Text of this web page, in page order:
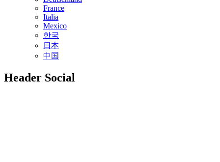
France
Italia
Mexico
한국
日本
中国
Header Social